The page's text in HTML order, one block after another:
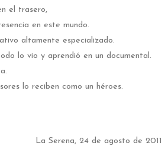
el trasero,
en este mundo.
altamente especializado.
lo vio y aprendió en un documental.
lo reciben como un héroes.
La Serena, 24 de agosto de 2011